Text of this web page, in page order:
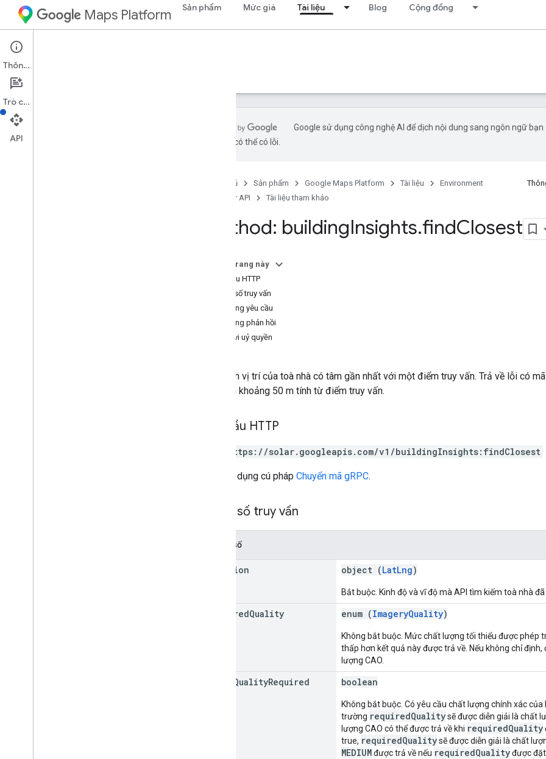
Maps Platform Sản phẩm Mức giá Tài liệu Blog Cộng đồng
Environment
Hướng dẫn
Google sử dụng công nghệ AI để dịch nội dung sang ngôn ngữ
bằng AI có thể có lỗi.
Trang chủ Sản phẩm Google Maps Platform Tài liệu
Environment
Solar API
Tài liệu tham khảo
Method: buildingInsights.findClosest
Trên trang này
Yêu cầu HTTP
Tham số truy vấn
Nội dung yêu cầu
Nội dung phản hồi
Phạm vi uỷ quyền
Xác định vị trí của toà nhà có tâm gần nhất với một điểm truy vấn. Trả về lỗi có mã
phạm vi khoảng 50 m tính từ điểm truy vấn.
Yêu cầu HTTP
GET https://solar.googleapis.com/v1/buildingInsights:findClosest
URL sử dụng cú pháp Chuyển mã gRPC.
Tham số truy vấn
Tham số
location object (LatLng)
Bắt buộc. Kinh độ và vĩ độ mà API tìm kiếm toà nhà
requiredQuality enum (ImageryQuality)
Không bắt buộc. Mức chất lượng tối thiểu được phép
thấp hơn kết quả này được trả về. Nếu không chỉ
lượng CAO.
QualityRequired boolean
Không bắt buộc. Có yêu cầu chất lượng chính xác
trường requiredQualitysẽ được diễn giải là chất
lượng CAO có thể được trả về khi requiredQuality
true, requiredQualitysẽ được diễn giải là chất
MEDIUMđược trả về nếu requiredQualityđược
Thông tin
Trò chuyện
API